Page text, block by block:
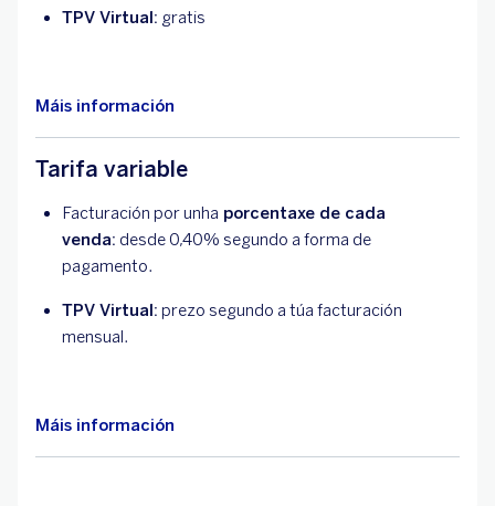
TPV Virtual: gratis
Máis información
Tarifa variable
Facturación por unha porcentaxe de cada
venda: desde 0,40% segundo a forma de
pagamento.
TPV Virtual: prezo segundo a túa facturación
mensual.
Máis información